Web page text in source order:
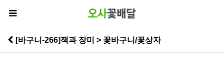
[바구니-266]잭과 장미 > 꽃바구니/꽃상자